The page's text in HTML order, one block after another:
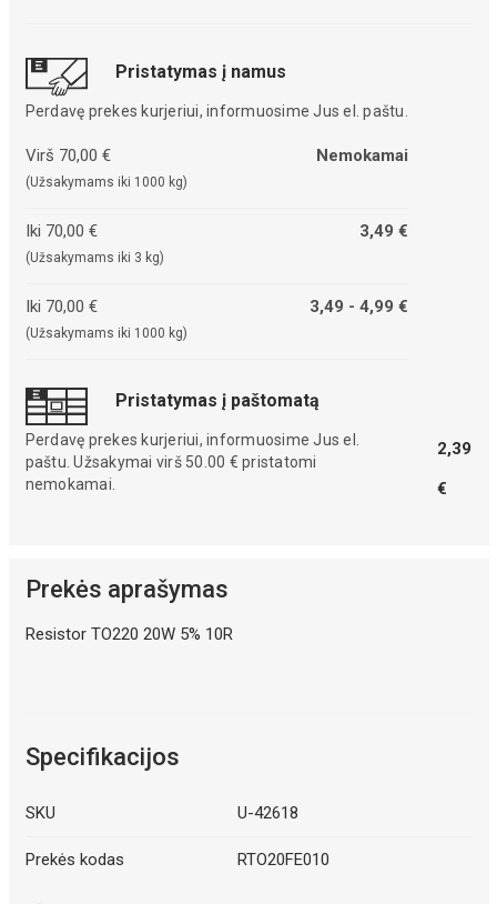
Pristatymas į namus
Perdavę prekes kurjeriui, informuosime Jus el. paštu.
Virš 70,00 €
(Užsakymams iki 1000 kg)
Nemokamai
Iki 70,00 €
(Užsakymams iki 3 kg)
3,49 €
Iki 70,00 €
(Užsakymams iki 1000 kg)
3,49 - 4,99 €
Pristatymas į paštomatą
Perdavę prekes kurjeriui, informuosime Jus el.
paštu. Užsakymai virš 50.00 € pristatomi
nemokamai.
2,39
€
Prekės aprašymas
Resistor TO220 20W 5% 10R
Specifikacijos
SKU U-42618
Prekės kodas RTO20FE010